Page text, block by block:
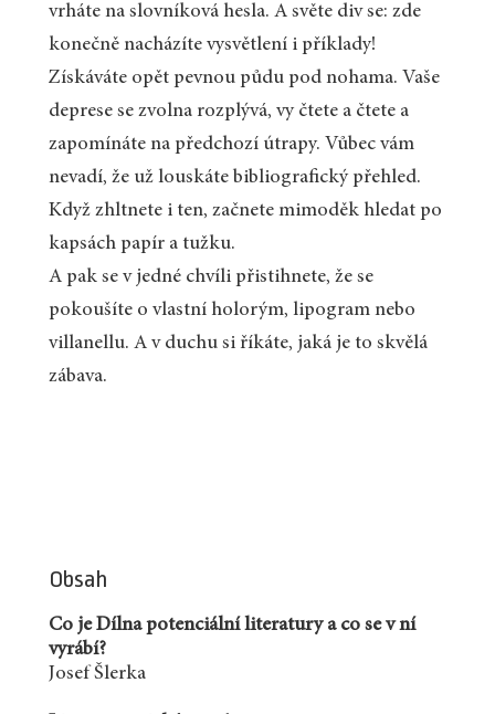
vrháte na slovníková hesla. A světe div se: zde
konečně nacházíte vysvětlení i příklady!
Získáváte opět pevnou půdu pod nohama. Vaše
deprese se zvolna rozplývá, vy čtete a čtete a
zapomínáte na předchozí útrapy. Vůbec vám
nevadí, že už louskáte bibliografický přehled.
Když zhltnete i ten, začnete mimoděk hledat po
kapsách papír a tužku.
A pak se v jedné chvíli přistihnete, že se
pokoušíte o vlastní holorým, lipogram nebo
villanellu. A v duchu si říkáte, jaká je to skvělá
zábava.
Obsah
Co je Dílna potenciální literatury a co se v ní
vyrábí?
Josef Šlerka